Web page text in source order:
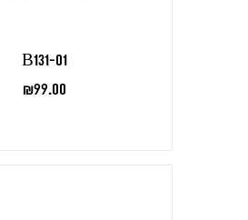
B131-01
₪99.00